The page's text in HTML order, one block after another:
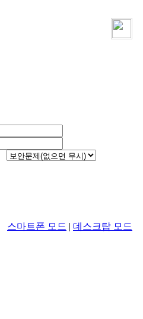
스마트폰 모드 | 데스크탑 모드